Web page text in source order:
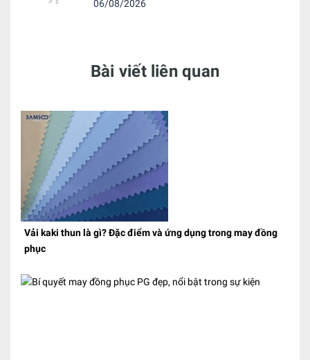
06/08/2026
Bài viết liên quan
Vải kaki thun là gì? Đặc điểm và ứng dụng trong may đồng
phục